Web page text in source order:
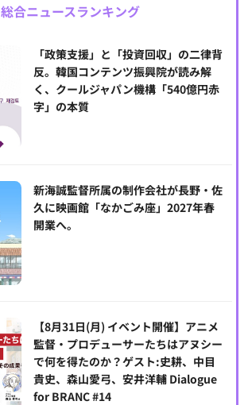
総合ニュースランキング
「政策支援」と「投資回収」の二律背
反。韓国コンテンツ振興院が読み解
く、クールジャパン機構「540億円赤
字」の本質
新海誠監督所属の制作会社が長野・佐
久に映画館「なかごみ座」2027年春
開業へ。
【8月31日(月) イベント開催】アニメ
監督・プロデューサーたちはアヌシー
で何を得たのか？ゲスト:史耕、中目
貴史、森山愛弓、安井洋輔 Dialogue
for BRANC #14